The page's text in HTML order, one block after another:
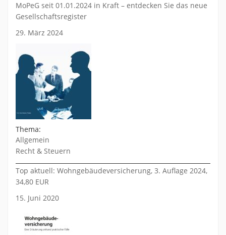
MoPeG seit 01.01.2024 in Kraft – entdecken Sie das neue
Gesellschaftsregister
29. März 2024
Thema:
Allgemein
Recht & Steuern
Top aktuell: Wohngebäudeversicherung, 3. Auflage 2024,
34,80 EUR
15. Juni 2020